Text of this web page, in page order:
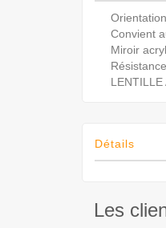
Convient
Miroir
LENTILLE
Détails
Les